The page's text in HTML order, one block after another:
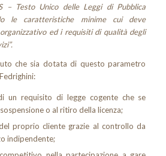
– Testo Unico delle Leggi di Pubblica
le caratteristiche minime cui deve
ed i requisiti di qualità degli
che sia dotata di questo parametro
un requisito di legge cogente che se
o al ritiro della licenza;
proprio cliente grazie al controllo da
indipendente;